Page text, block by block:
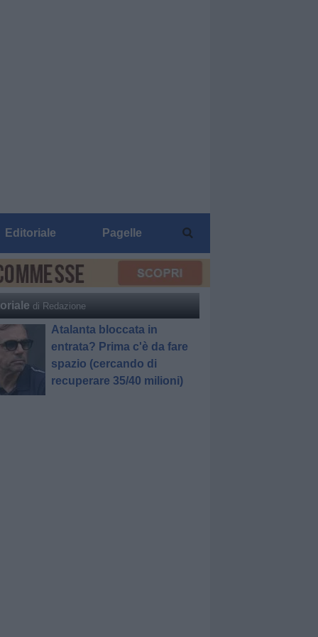
Editoriale Pagelle
di Redazione
Atalanta bloccata in
entrata? Prima c'è da fare
spazio (cercando di
recuperare 35/40 milioni)